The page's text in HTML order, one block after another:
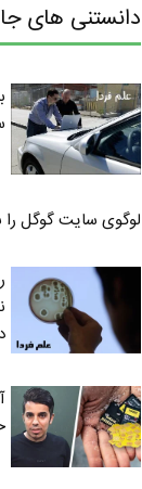
دانستنی های
لوگوی سایت گوگل را